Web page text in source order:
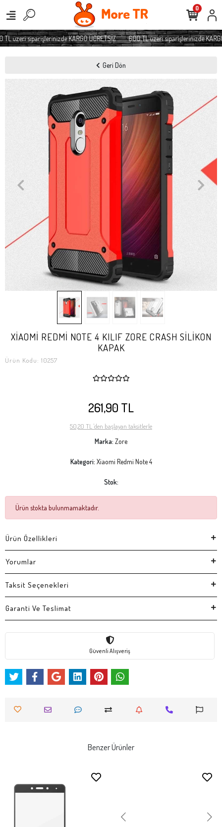
üzeri siparişlerinizde KARGO ÜCRETSİZ 600 TL üzeri siparişlerinizde KARGO
0
Geri Dön
XİAOMİ REDMİ NOTE 4 KILIF ZORE CRASH SİLİKON
KAPAK
Ürün Kodu: 10257
261,90 TL
50,20 TL 'den başlayan taksitlerle
Marka: Zore
Kategori: Xiaomi Redmi Note 4
Stok:
Ürün stokta bulunmamaktadır.
Ürün Özellikleri
Yorumlar
Taksit Seçenekleri
Garanti Ve Teslimat
Güvenli Alışveriş
Benzer Ürünler